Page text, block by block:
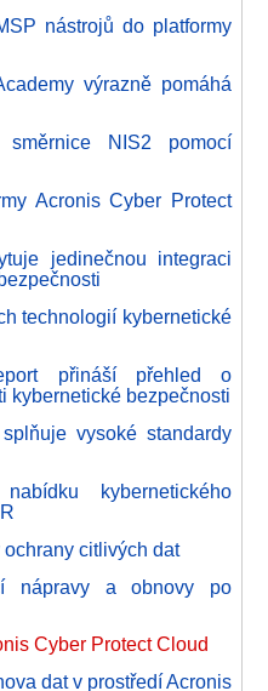
nástrojů do platformy
výrazně pomáhá
směrnice NIS2 pomocí
Acronis Cyber Protect
jedinečnou integraci
technologií kybernetické
přináší přehled o
kybernetické bezpečnosti
vysoké standardy
kybernetického
citlivých dat
nápravy a obnovy po
Cyber Protect Cloud
dat v prostředí Acronis